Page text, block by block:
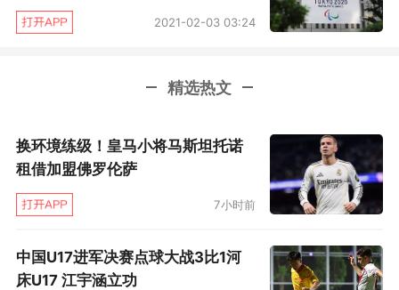
洛尔·邓（4年7200万美元）：6.6分5.4篮
湖人在这个夏天用4年7200万美元引进洛尔·
邓时就让许多人感到莫名其妙。既然选秀大会得
钱引进一个早过了巅峰期的洛尔·邓？
2021-02-03 03:24
精选热文
换环境练级！皇马小将马斯坦托诺
租借加盟佛罗伦萨
7小时前
中国U17进军决赛点球大战3比1河
床U17 江宇涵立功